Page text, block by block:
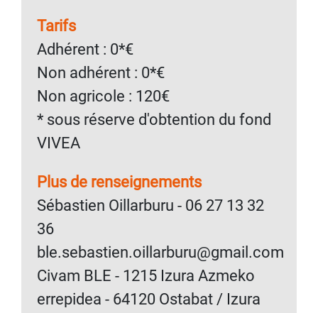
Tarifs
Adhérent : 0*€
Non adhérent : 0*€
Non agricole : 120€
* sous réserve d'obtention du fond
VIVEA
Plus de renseignements
Sébastien Oillarburu - 06 27 13 32
36
ble.sebastien.oillarburu@gmail.com
Civam BLE - 1215 Izura Azmeko
errepidea - 64120 Ostabat / Izura